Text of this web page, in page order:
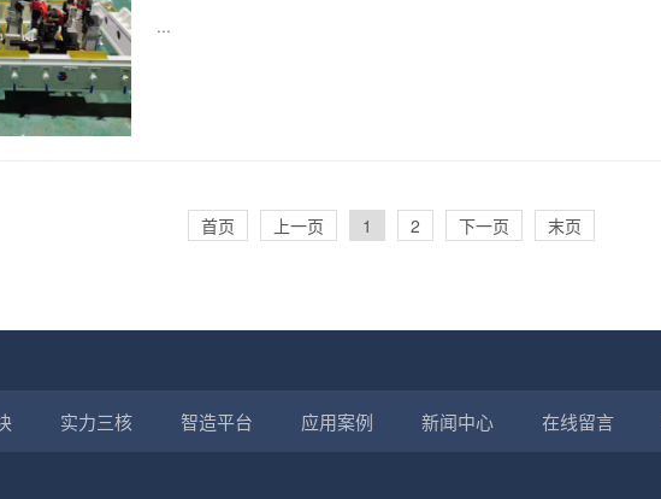
...
首页 上一页 1 2 下一页 末页
实力三核 智造平台 应用案例 新闻中心 在线留言